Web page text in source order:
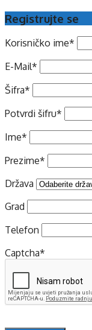
Registrujte se
Korisničko ime*
E-Mail*
Šifra*
Potvrdi šifru*
Ime*
Prezime*
Država
Grad
Telefon
Captcha*